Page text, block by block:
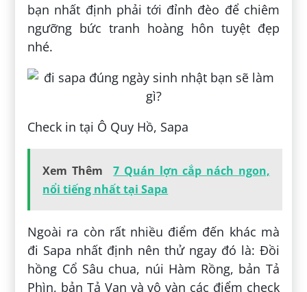
bạn nhất định phải tới đỉnh đèo để chiêm
ngưỡng bức tranh hoàng hôn tuyệt đẹp
nhé.
Check in tại Ô Quy Hồ, Sapa
Xem Thêm
7 Quán lợn cắp nách ngon,
nổi tiếng nhất tại Sapa
Ngoài ra còn rất nhiều điểm đến khác mà
đi Sapa nhất định nên thử ngay đó là: Đồi
hồng Cổ Sâu chua, núi Hàm Rồng, bản Tả
Phìn, bản Tả Van và vô vàn các điểm check